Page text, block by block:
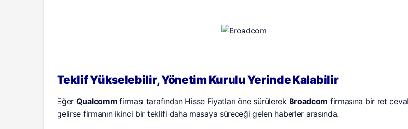
Teklif Yükselebilir, Yönetim Kurulu Yerinde Kalabilir
Eğer Qualcomm firması tarafından Hisse Fiyatları öne sürülerek Broadcom firmasına bir ret
gelirse firmanın ikinci bir teklifi daha masaya süreceği gelen haberler arasında.